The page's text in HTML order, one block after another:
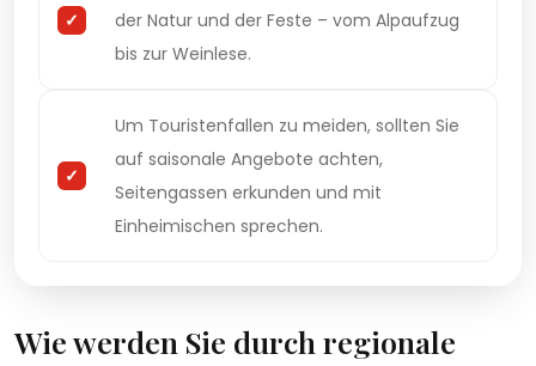
der Natur und der Feste – vom Alpaufzug
bis zur Weinlese.
Um Touristenfallen zu meiden, sollten Sie
auf saisonale Angebote achten,
Seitengassen erkunden und mit
Einheimischen sprechen.
Wie werden Sie durch regionale